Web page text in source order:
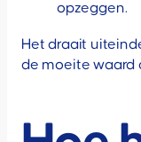
opzeggen.
Het draait
de moeite waard